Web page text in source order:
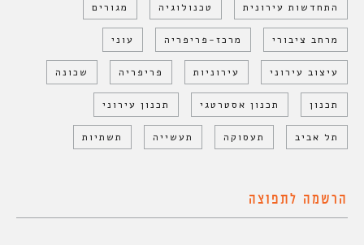
התחדשות עירונית טכנולוגיה מגורים
מרחב ציבורי מרכז-פריפריה עוני
עיצוב עירוני עירוניות פריפריה שכונה
תכנון תכנון אסטרטגי תכנון עירוני
תל אביב תעסוקה תעשייה תשתיות
הרשמה לתפוצה